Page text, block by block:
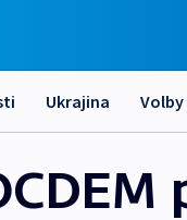
Ukrajina Volby